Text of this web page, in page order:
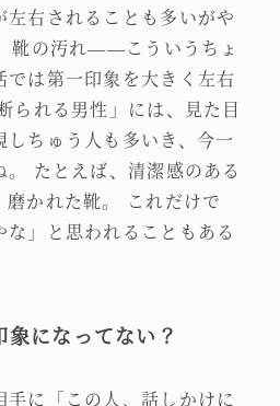
左右されることも多いがや
靴の汚れ——こういうちょ
では第一印象を大きく左右
られる男性」には、見た目
ちゅう人も多いき、今一
たとえば、清潔感のある
かれた靴。 これだけで
な」と思われることもある
になってない？
に「この人、話しかけに